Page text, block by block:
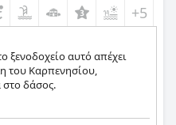
+5
ξενοδοχείο αυτό απέχει
του Καρπενησίου,
δάσος.